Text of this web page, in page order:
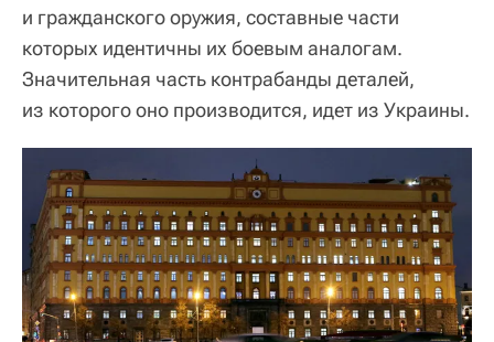
и гражданского оружия, составные части
которых идентичны их боевым аналогам.
Значительная часть контрабанды деталей,
из которого оно производится, идет из Украины.